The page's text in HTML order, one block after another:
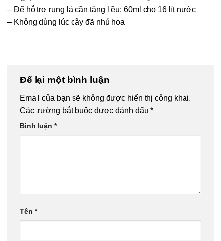
– Để hỗ trợ rụng lá cần tăng liều: 60ml cho 16 lít nước
– Không dùng lúc cây đã nhú hoa
Để lại một bình luận
Email của bạn sẽ không được hiển thị công khai.
Các trường bắt buộc được đánh dấu *
Bình luận *
Tên *